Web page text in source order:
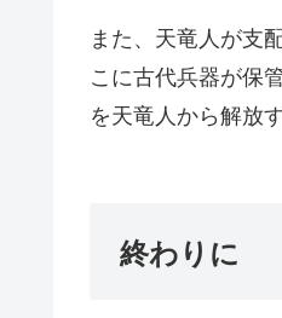
また、天竜人が支
こに古代兵器が保
を天竜人から解放
終わりに